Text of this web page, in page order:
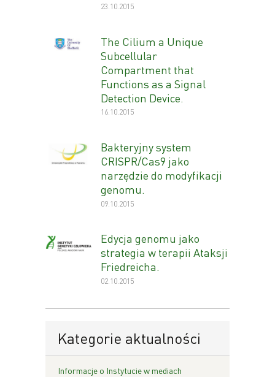
23.10.2015
The Cilium a Unique
Subcellular
Compartment that
Functions as a Signal
Detection Device.
16.10.2015
Bakteryjny system
CRISPR/Cas9 jako
narzędzie do modyfikacji
genomu.
09.10.2015
Edycja genomu jako
strategia w terapii Ataksji
Friedreicha.
02.10.2015
Kategorie aktualności
Informacje o Instytucie w mediach